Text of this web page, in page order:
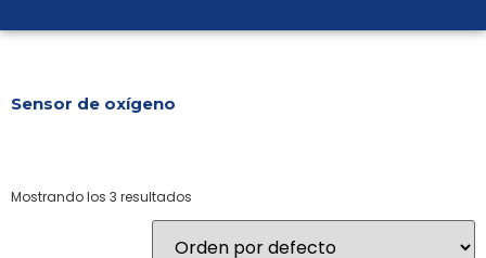
Sensor de oxígeno
Mostrando los 3 resultados